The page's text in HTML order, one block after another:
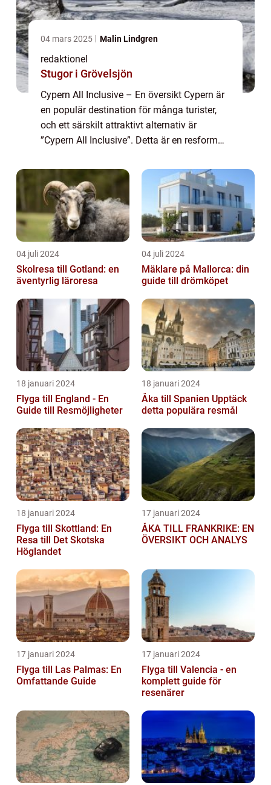
04 mars 2025 Malin Lindgren
redaktionel
Stugor i Grövelsjön
Cypern All Inclusive – En översikt Cypern är
en populär destination för många turister,
och ett särskilt attraktivt alternativ är
”Cypern All Inclusive”. Detta är en resform
ingår i ett paketpr...
04 juli 2024
Skolresa till Gotland: en
äventyrlig läroresa
04 juli 2024
Mäklare på Mallorca: din
guide till drömköpet
18 januari 2024
Flyga till England - En
Guide till Resmöjligheter
18 januari 2024
Åka till Spanien Upptäck
detta populära resmål
18 januari 2024
Flyga till Skottland: En
Resa till Det Skotska
Höglandet
17 januari 2024
ÅKA TILL FRANKRIKE: EN
ÖVERSIKT OCH ANALYS
17 januari 2024
Flyga till Las Palmas: En
Omfattande Guide
17 januari 2024
Flyga till Valencia - en
komplett guide för
resenärer